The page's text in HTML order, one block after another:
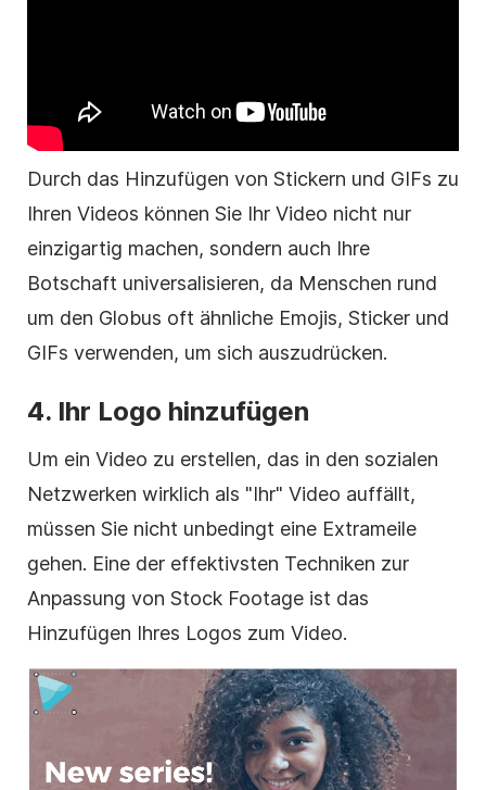
Durch das Hinzufügen von Stickern und GIFs zu
Ihren Videos können Sie Ihr Video nicht nur
einzigartig machen, sondern auch Ihre
Botschaft universalisieren, da Menschen rund
um den Globus oft ähnliche Emojis, Sticker und
GIFs verwenden, um sich auszudrücken.
4. Ihr Logo hinzufügen
Um ein Video zu erstellen, das in den sozialen
Netzwerken wirklich als "Ihr" Video auffällt,
müssen Sie nicht unbedingt eine Extrameile
gehen. Eine der effektivsten Techniken zur
Anpassung von Stock Footage ist das
Hinzufügen Ihres Logos zum Video.